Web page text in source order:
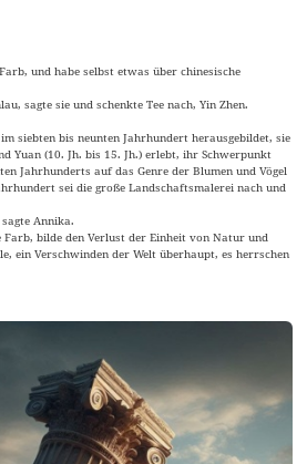
und habe selbst etwas über chinesische
sagte sie und schenkte Tee nach, Yin Zhen.
siebten bis neunten Jahrhundert herausgebildet, sie
Yuan (10. Jh. bis 15. Jh.) erlebt, ihr Schwerpunkt
Jahrhunderts auf das Genre der Blumen und Vögel
sei die große Landschaftsmalerei nach und
Annika.
bilde den Verlust der Einheit von Natur und
ein Verschwinden der Welt überhaupt, es herrschen